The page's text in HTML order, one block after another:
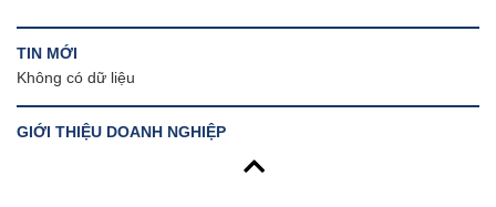
TIN MỚI
Không có dữ liệu
GIỚI THIỆU DOANH NGHIỆP